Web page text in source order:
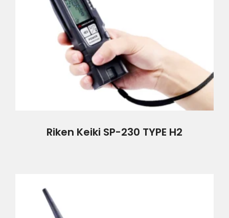
Riken Keiki SP-230 TYPE H2